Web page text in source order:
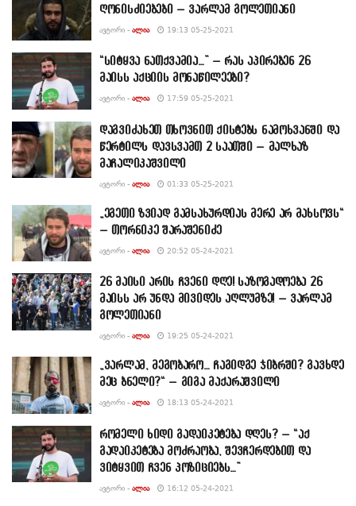
ღონისძიებები – ვარლამ გოლეთიანი
ᲐᲕᲢᲝᲠᲘ - ᲐᲚᲘᲐ 19:13 05-25-2021
“სიტყვა ნათქვამია…” – რას აპირებენ 26
მაისს აქციის მონაწილეები?
ᲐᲕᲢᲝᲠᲘ - ᲐᲚᲘᲐ 17:59 05-25-2021
დაგვიძახეთ თხოვნით ქისტებს ნამოხვანში და
წერტილს დავსვამთ 2 საათში – მალხაზ
მაჩალიკაშვილი
ᲐᲕᲢᲝᲠᲘ - ᲐᲚᲘᲐ 01:33 05-25-2021
„ეგეთი ზვიად გამსახურდიას მერე არ მახსოვს“
– თორნიკე შარაშენიძე
ᲐᲕᲢᲝᲠᲘ - ᲐᲚᲘᲐ 20:52 05-24-2021
26 მაისი არის ჩვენი დღე! საზოგადოება 26
მაისს არ უნდა მივიდეს აღლუმზე! – ვარლამ
გოლეთიანი
ᲐᲕᲢᲝᲠᲘ - ᲐᲚᲘᲐ 19:25 05-24-2021
„ვარლამ, მეგობარო… ჩაგიდგე ჯიბრში? გავხდე
მეც ბნელი?“ – გიგა მაქარაშვილი
ᲐᲕᲢᲝᲠᲘ - ᲐᲚᲘᲐ 18:13 05-24-2021
რომელი ხიდი გადაიკეტება დღეს? – “აქ
გადაიკეტება მოძრაობა, შევჩერდებით და
ვიტყვით ჩვენ პოზიციებს…”
ᲐᲕᲢᲝᲠᲘ - ᲐᲚᲘᲐ 16:12 05-24-2021